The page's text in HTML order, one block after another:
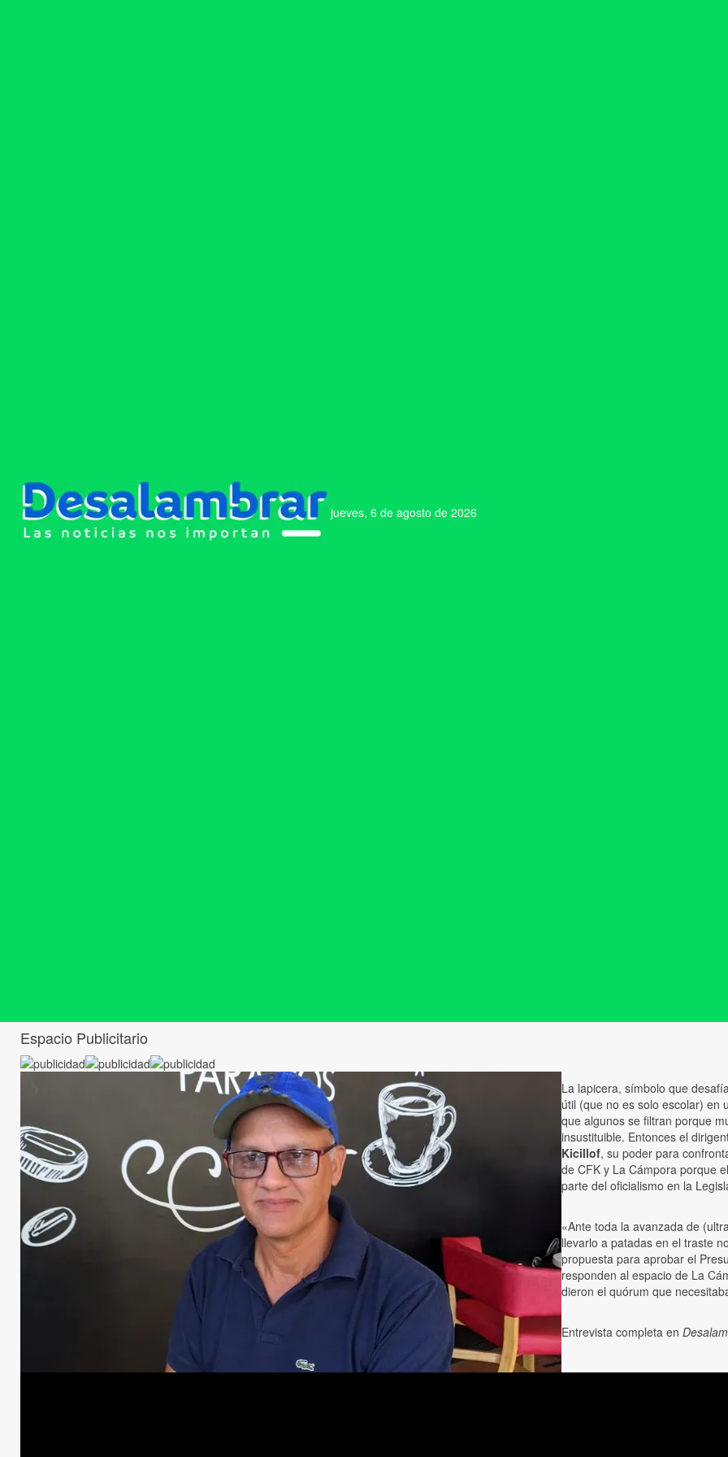
jueves, 6 de agosto de 2026
Espacio Publicitario
La lapicera, símbolo que
útil (que no es solo escolar) en
que algunos se filtran porque
insustituible. Entonces el
Kicillof, su poder para
de CFK y La Cámpora porque
parte del oficialismo en la
«Ante toda la avanzada de
llevarlo a patadas en el traste
propuesta para aprobar el
responden al espacio de La
dieron el quórum que
Entrevista completa en